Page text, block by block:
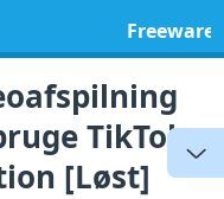
Freeware
TikTok
[Løst]